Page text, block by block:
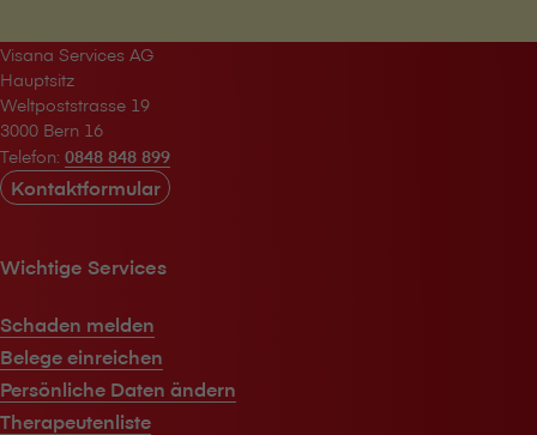
V⁠i⁠s⁠a⁠n⁠a Services AG
Hauptsitz
Weltpoststrasse 19
3000 Bern 16
Telefon: 0848 848 899
Kontaktformular
Wichtige Services
Schaden melden
Belege einreichen
Persönliche Daten ändern
Therapeutenliste